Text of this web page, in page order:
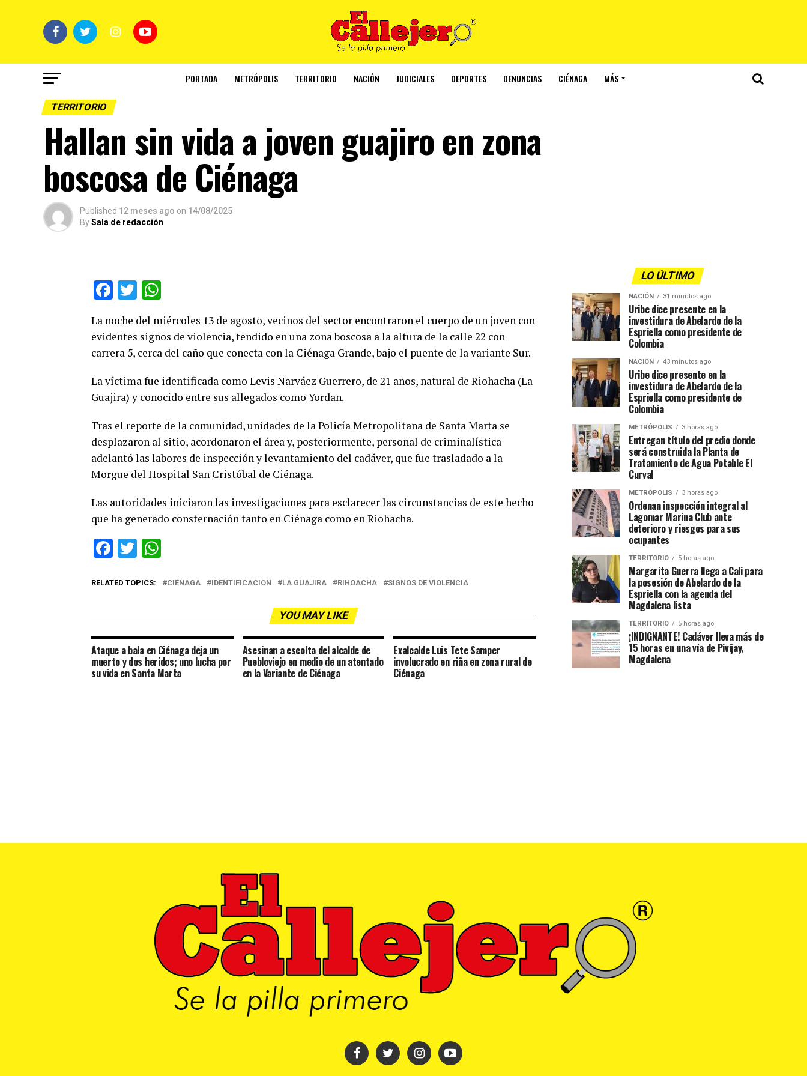
PORTADA METRÓPOLIS TERRITORIO NACIÓN JUDICIALES DEPORTES DENUNCIAS CIÉNAGA MÁS
TERRITORIO
Hallan sin vida a joven guajiro en zona
boscosa de Ciénaga
Published 12 meses ago on 14/08/2025
BySala de redacción
Facebook
Twitter
La noche del miércoles 13 de agosto, vecinos del sector encontraron el cuerpo de un joven con
evidentes signos de violencia, tendido en una zona boscosa a la altura de la calle 22 con
carrera 5, cerca del caño que conecta con la Ciénaga Grande, bajo el puente de la variante Sur.
La víctima fue identificada como Levis Narváez Guerrero, de 21 años, natural de Riohacha (La
Guajira) y conocido entre sus allegados como Yordan.
Tras el reporte de la comunidad, unidades de la Policía Metropolitana de Santa Marta se
desplazaron al sitio, acordonaron el área y, posteriormente, personal de criminalística
adelantó las labores de inspección y levantamiento del cadáver, que fue trasladado a la
Morgue del Hospital San Cristóbal de Ciénaga.
Las autoridades iniciaron las investigaciones para esclarecer las circunstancias de este hecho
que ha generado consternación tanto en Ciénaga como en Riohacha.
Facebook
Twitter
RELATED TOPICS: CIÉNAGA IDENTIFICACION LA GUAJIRA RIHOACHA SIGNOS DE VIOLENCIA
YOU MAY LIKE
Ataque a bala en Ciénaga deja un
muerto y dos heridos; uno lucha por
su vida en Santa Marta
Asesinan a escolta del alcalde de
Puebloviejo en medio de un atentado
en la Variante de Ciénaga
Exalcalde Luis Tete Samper
involucrado en riña en zona rural de
Ciénaga
LO ÚLTIMO
NACIÓN 31 minutos ago
Uribe dice presente en la
investidura de Abelardo de la
Espriella como presidente de
Colombia
NACIÓN 43 minutos ago
Uribe dice presente en la
investidura de Abelardo de la
Espriella como presidente de
Colombia
METRÓPOLIS 3 horas ago
Entregan título del predio donde
será construida la Planta de
Tratamiento de Agua Potable El
Curval
METRÓPOLIS 3 horas ago
Ordenan inspección integral al
Lagomar Marina Club ante
deterioro y riesgos para sus
ocupantes
TERRITORIO 5 horas ago
Margarita Guerra llega a Cali para
la posesión de Abelardo de la
Espriella con la agenda del
Magdalena lista
TERRITORIO 5 horas ago
¡INDIGNANTE! Cadáver lleva más de
15 horas en una vía de Pivijay,
Magdalena